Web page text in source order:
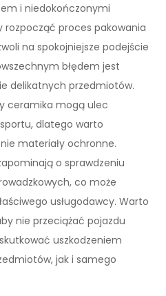
i niedokończonymi
rozpocząć proces pakowania
na spokojniejsze podejście
błędem jest
delikatnych przedmiotów.
ceramika mogą ulec
dlatego warto
materiały ochronne.
o sprawdzeniu
co może
usługodawcy. Warto
nie przeciążać pojazdu
uszkodzeniem
jak i samego